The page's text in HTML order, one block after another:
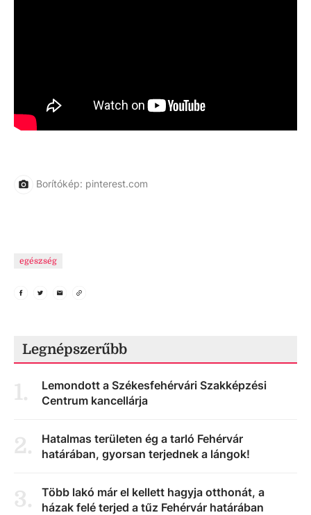
Borítókép: pinterest.com
egészség
Legnépszerűbb
1.
Lemondott a Székesfehérvári Szakképzési
Centrum kancellárja
2.
Hatalmas területen ég a tarló Fehérvár
határában, gyorsan terjednek a lángok!
3.
Több lakó már el kellett hagyja otthonát, a
házak felé terjed a tűz Fehérvár határában